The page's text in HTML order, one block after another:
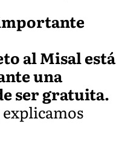
al Misal está
una
ser gratuita.